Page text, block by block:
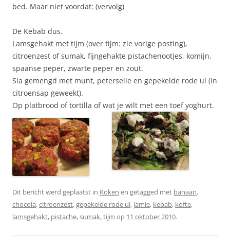
bed. Maar niet voordat: (vervolg)
De Kebab dus.
Lamsgehakt met tijm (over tijm: zie vorige posting),
citroenzest of sumak, fijngehakte pistachenootjes, komijn,
spaanse peper, zwarte peper en zout.
Sla gemengd met munt, peterselie en gepekelde rode ui (in
citroensap geweekt).
Op platbrood of tortilla of wat je wilt met een toef yoghurt.
Dit bericht werd geplaatst in Koken en getagged met banaan,
chocola,citroenzest,gepekelde rode ui, jamie, kebab, kofte,
lamsgehakt, pistache,sumak,tijm op 11 oktober 2010.